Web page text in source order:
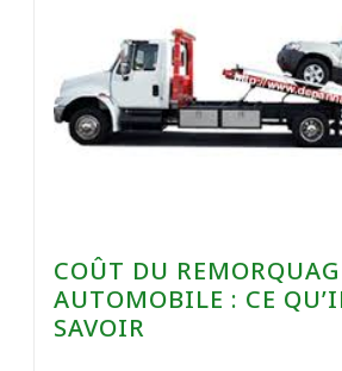
COÛT DU
AUTOMOBILE : CE
SAVOIR